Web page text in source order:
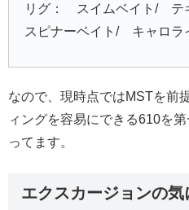
リグ： スイムベイト/
スピナーベイト/ キャロラ
なので、現時点ではMSTを前
ィングを容易にできる610を
ってます。
エクスカージョンの気